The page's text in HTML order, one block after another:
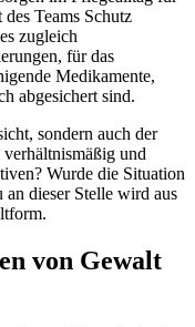
Teams Schutz
zugleich
für das
Medikamente,
abgesichert sind.
sondern auch der
und
Wurde die Situation
dieser Stelle wird aus
von Gewalt